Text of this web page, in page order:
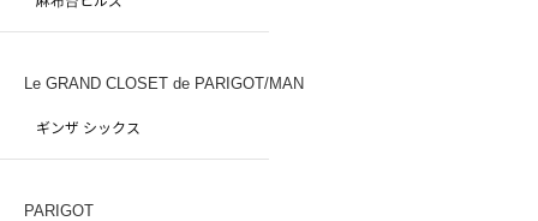
Le GRAND CLOSET de PARIGOT/MAN
ギンザ シックス
PARIGOT